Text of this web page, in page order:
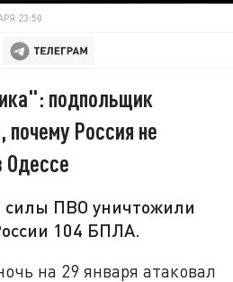
23:50
подпольщик
Россия не
Одессе
ПВО уничтожили
104 БПЛА.
на 29 января атаковал